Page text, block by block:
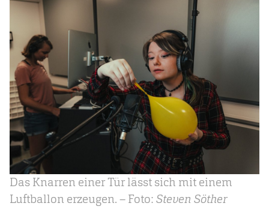
Das Knarren einer Tür lässt sich mit einem
Luftballon erzeugen. – Foto: Steven Söther